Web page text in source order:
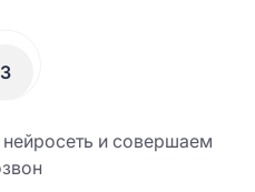
3
и совершаем